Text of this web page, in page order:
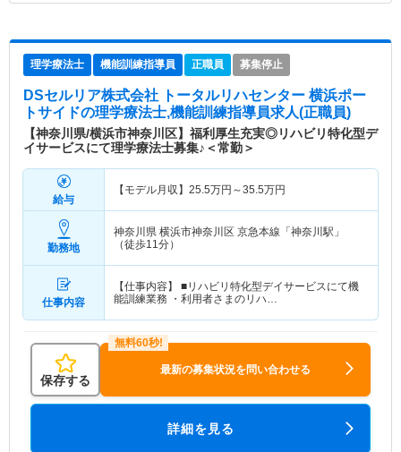
理学療法士 機能訓練指導員 正職員 募集停止
DSセルリア株式会社 トータルリハセンター 横浜ポー
トサイドの理学療法士,機能訓練指導員求人(正職員)
【神奈川県/横浜市神奈川区】福利厚生充実◎リハビリ特化型デ
イサービスにて理学療法士募集♪＜常勤＞
給与
【モデル月収】 25.5万円～35.5万円
勤務地
神奈川県 横浜市神奈川区 京急本線「神奈川駅」
（徒歩11分）
仕事内容
【仕事内容】 ■リハビリ特化型デイサービスにて機
能訓練業務 ・利用者さまのリハ…
保存する
最新の募集状況を問い合わせる
詳細を見る